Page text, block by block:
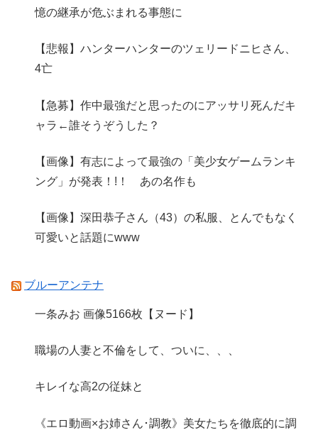
憶の継承が危ぶまれる事態に
【悲報】ハンターハンターのツェリードニヒさん、
4亡
【急募】作中最強だと思ったのにアッサリ死んだキ
ャラ←誰そうぞうした？
【画像】有志によって最強の「美少女ゲームランキ
ング」が発表！!！ あの名作も
【画像】深田恭子さん（43）の私服、とんでもなく
可愛いと話題にwww
ブルーアンテナ
一条みお 画像5166枚【ヌード】
職場の人妻と不倫をして、ついに、、、
キレイな高2の従妹と
《エロ動画×お姉さん･調教》美女たちを徹底的に調